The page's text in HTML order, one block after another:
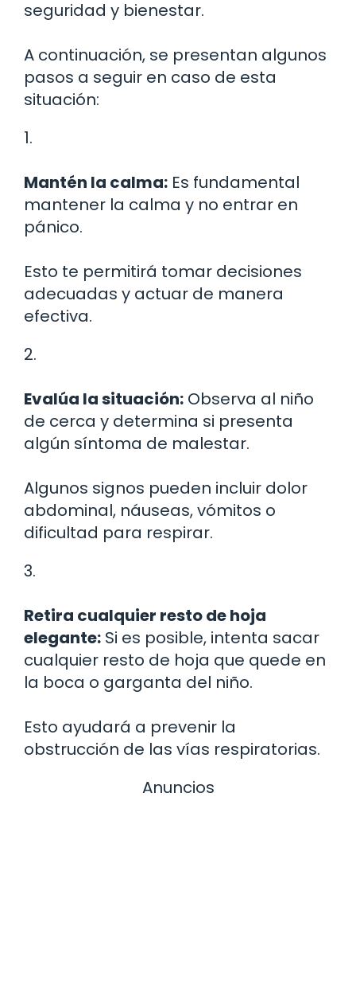
seguridad y bienestar.
A continuación, se presentan algunos
pasos a seguir en caso de esta
situación:
1.
Mantén la calma: Es fundamental
mantener la calma y no entrar en
pánico.
Esto te permitirá tomar decisiones
adecuadas y actuar de manera
efectiva.
2.
Evalúa la situación: Observa al niño
de cerca y determina si presenta
algún síntoma de malestar.
Algunos signos pueden incluir dolor
abdominal, náuseas, vómitos o
dificultad para respirar.
3.
Retira cualquier resto de hoja
elegante: Si es posible, intenta sacar
cualquier resto de hoja que quede en
la boca o garganta del niño.
Esto ayudará a prevenir la
obstrucción de las vías respiratorias.
Anuncios